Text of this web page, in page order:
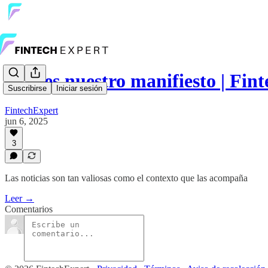
Suscribirse Iniciar sesión
Este es nuestro manifiesto |
FintechExpert
jun 6, 2025
3
Las noticias son tan valiosas como el contexto que las acompaña
Leer →
Comentarios